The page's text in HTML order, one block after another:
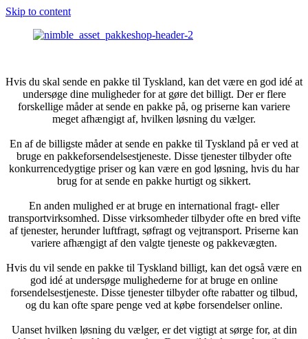
Skip to content
Hvis du skal sende en pakke til Tyskland, kan det være en god idé at
undersøge dine muligheder for at gøre det billigt. Der er flere
forskellige måder at sende en pakke på, og priserne kan variere
meget afhængigt af, hvilken løsning du vælger.
En af de billigste måder at sende en pakke til Tyskland på er ved at
bruge en pakkeforsendelsestjeneste. Disse tjenester tilbyder ofte
konkurrencedygtige priser og kan være en god løsning, hvis du har
brug for at sende en pakke hurtigt og sikkert.
En anden mulighed er at bruge en international fragt- eller
transportvirksomhed. Disse virksomheder tilbyder ofte en bred vifte
af tjenester, herunder luftfragt, søfragt og vejtransport. Priserne kan
variere afhængigt af den valgte tjeneste og pakkevægten.
Hvis du vil sende en pakke til Tyskland billigt, kan det også være en
god idé at undersøge mulighederne for at bruge en online
forsendelsestjeneste. Disse tjenester tilbyder ofte rabatter og tilbud,
og du kan ofte spare penge ved at købe forsendelser online.
Uanset hvilken løsning du vælger, er det vigtigt at sørge for, at din